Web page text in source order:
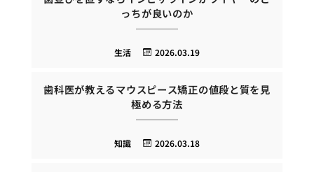
っちが良いのか
2026.03.19
生活
歯科医が教えるマウスピース矯正の値段と質を見
極める方法
2026.03.18
知識